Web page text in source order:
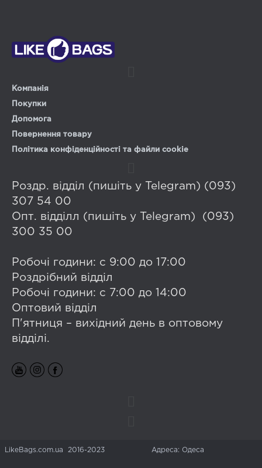
Компанія
Покупки
Допомога
Повернення товару
Політика конфіденційності та файли cookie
Роздр. відділ (пишіть у Telegram) (093)
307 54 00
Опт. відділл (пишіть у Telegram) (093)
300 35 00
Робочі години: с 9:00 до 17:00
Роздрібний відділ
Робочі години: с 7:00 до 14:00
Оптовий відділ
П'ятниця – вихідний день в оптовому
відділі.
LikeBags.com.ua 2016-2023 Адреса: Одеса